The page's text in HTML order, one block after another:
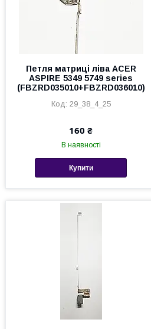
Петля матриці ліва ACER
ASPIRE 5349 5749 series
(FBZRD035010+FBZRD036010)
29_38_4_25
160 ₴
В наявності
Купити